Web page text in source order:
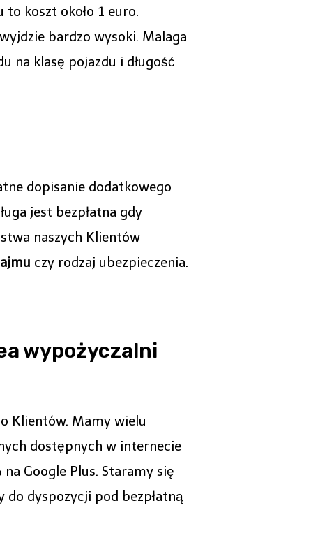
koszt około 1 euro.
bardzo wysoki. Malaga
na klasę pojazdu i długość
dopisanie dodatkowego
jest bezpłatna gdy
naszych Klientów
czy rodzaj ubezpieczenia.
wypożyczalni
Klientów. Mamy wielu
dostępnych w internecie
Google Plus. Staramy się
do dyspozycji pod bezpłatną